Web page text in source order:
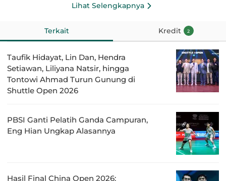
Lihat Selengkapnya
Terkait Kredit 2
Taufik Hidayat, Lin Dan, Hendra
Setiawan, Liliyana Natsir, hingga
Tontowi Ahmad Turun Gunung di
Shuttle Open 2026
PBSI Ganti Pelatih Ganda Campuran,
Eng Hian Ungkap Alasannya
Hasil Final China Open 2026: